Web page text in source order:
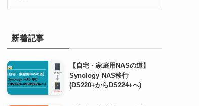
新着記事
【自宅・家庭用NASの道】
Synology NAS移行
(DS220+からDS224+へ)